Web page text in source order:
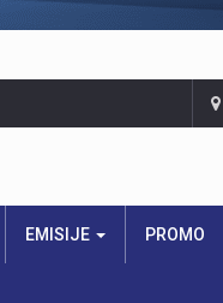
EMISIJE PROMO